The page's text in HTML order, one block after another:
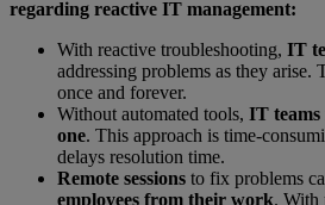
regarding reactive IT management:
With reactive troubleshooting, IT
addressing problems as they arise.
once and forever.
Without automated tools, IT teams
one. This approach is time-
delays resolution time.
Remote sessions to fix problems
employees from their work. With